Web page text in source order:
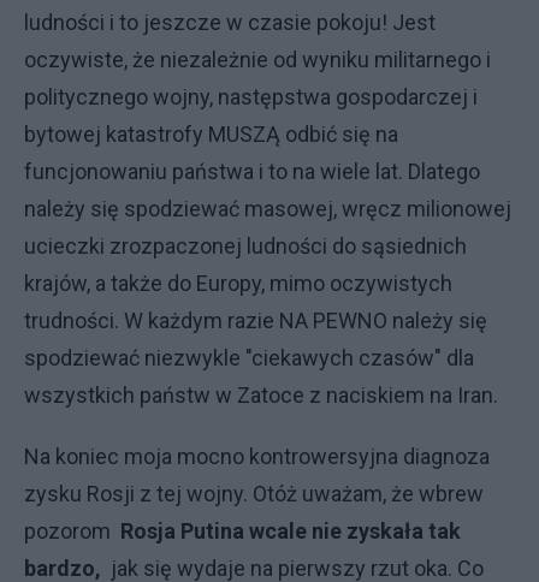
ludności i to jeszcze w czasie pokoju! Jest
oczywiste, że niezależnie od wyniku militarnego i
politycznego wojny, następstwa gospodarczej i
bytowej katastrofy MUSZĄ odbić się na
funcjonowaniu państwa i to na wiele lat. Dlatego
należy się spodziewać masowej, wręcz milionowej
ucieczki zrozpaczonej ludności do sąsiednich
krajów, a także do Europy, mimo oczywistych
trudności. W każdym razie NA PEWNO należy się
spodziewać niezwykle "ciekawych czasów" dla
wszystkich państw w Zatoce z naciskiem na Iran.
Na koniec moja mocno kontrowersyjna diagnoza
zysku Rosji z tej wojny. Otóż uważam, że wbrew
pozorom Rosja Putina wcale nie zyskała tak
bardzo, jak się wydaje na pierwszy rzut oka. Co